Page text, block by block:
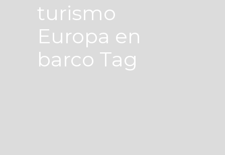
turismo
Europa en
barco Tag